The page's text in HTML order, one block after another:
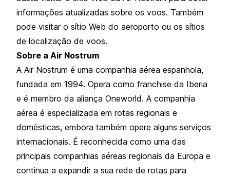
informações atualizadas sobre os voos. Também
pode visitar o sítio Web do aeroporto ou os sítios
de localização de voos.
Sobre a Air Nostrum
A Air Nostrum é uma companhia aérea espanhola,
fundada em 1994. Opera como franchise da Iberia
e é membro da aliança Oneworld. A companhia
aérea é especializada em rotas regionais e
domésticas, embora também opere alguns serviços
internacionais. É reconhecida como uma das
principais companhias aéreas regionais da Europa e
continua a expandir a sua rede de rotas para